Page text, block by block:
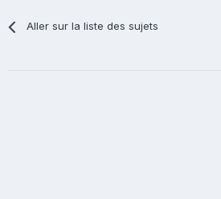
Aller sur la liste des sujets